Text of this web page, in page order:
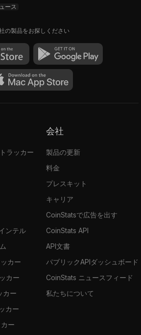
ース
の製品をお探しください
ラッカー
ンテル
カー
カー
カー
カー
ー
会社
製品の更新
料金
プレスキット
キャリア
CoinStatsで広告を出す
CoinStats API
API文書
パブリックAPIダッシュボード
CoinStats ニュースフィード
私たちについて